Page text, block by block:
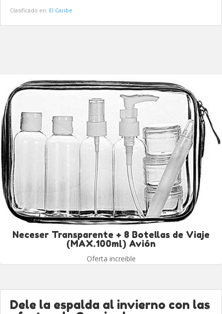
Clasificado en: El Caribe
Neceser Transparente + 8 Botellas de Viaje
(MAX.100ml) Avión
Oferta increible
Dele la espalda al invierno con las